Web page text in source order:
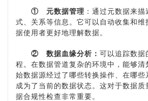
① 元数据管理 ：通过元数据来
式、关系等信息。它可以自动收集和维
据使用者更好地理解数据。
② 数据血缘分析： 可以追踪数据
程。在数据管道复杂的环境中，能够清
始数据源经过了哪些转换操作、在哪些
成为了当前的数据状态。这对于数据质
据合规性检查非常重要。